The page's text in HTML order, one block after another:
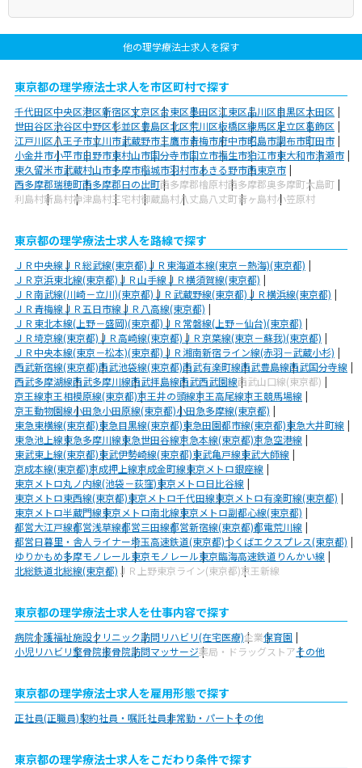
他の理学療法士求人を探す
東京都の理学療法士求人を市区町村で探す
千代田区中央区港区新宿区文京区台東区墨田区江東区品川区目黒区大田区
世田谷区渋谷区中野区杉並区豊島区北区荒川区板橋区練馬区足立区葛飾区
江戸川区八王子市立川市武蔵野市三鷹市青梅市府中市昭島市調布市町田市
小金井市小平市日野市東村山市国分寺市国立市福生市狛江市東大和市清瀬市
東久留米市武蔵村山市多摩市稲城市羽村市あきる野市西東京市
西多摩郡瑞穂町西多摩郡日の出町西多摩郡檜原村西多摩郡奥多摩町大島町
利島村新島村神津島村三宅村御蔵島村八丈島八丈町青ヶ島村小笠原村
東京都の理学療法士求人を路線で探す
ＪＲ中央線ＪＲ総武線(東京都)ＪＲ東海道本線(東京－熱海)(東京都)
ＪＲ京浜東北線(東京都)ＪＲ山手線ＪＲ横須賀線(東京都)
ＪＲ南武線(川崎－立川)(東京都)ＪＲ武蔵野線(東京都)ＪＲ横浜線(東京都)
ＪＲ青梅線ＪＲ五日市線ＪＲ八高線(東京都)
ＪＲ東北本線(上野－盛岡)(東京都)ＪＲ常磐線(上野－仙台)(東京都)
ＪＲ埼京線(東京都)ＪＲ高崎線(東京都)ＪＲ京葉線(東京－蘇我)(東京都)
ＪＲ中央本線(東京－松本)(東京都)ＪＲ湘南新宿ライン線(赤羽－武蔵小杉)
西武新宿線(東京都)西武池袋線(東京都)西武有楽町線西武豊島線西武国分寺線
西武多摩湖線西武多摩川線西武拝島線西武西武園線西武山口線(東京都)
京王線京王相模原線(東京都)京王井の頭線京王高尾線京王競馬場線
京王動物園線小田急小田原線(東京都)小田急多摩線(東京都)
東急東横線(東京都)東急目黒線(東京都)東急田園都市線(東京都)東急大井町線
東急池上線東急多摩川線東急世田谷線京急本線(東京都)京急空港線
東武東上線(東京都)東武伊勢崎線(東京都)東武亀戸線東武大師線
京成本線(東京都)京成押上線京成金町線東京メトロ銀座線
東京メトロ丸ノ内線(池袋－荻窪)東京メトロ日比谷線
東京メトロ東西線(東京都)東京メトロ千代田線東京メトロ有楽町線(東京都)
東京メトロ半蔵門線東京メトロ南北線東京メトロ副都心線(東京都)
都営大江戸線都営浅草線都営三田線都営新宿線(東京都)都電荒川線
都営日暮里・舎人ライナー埼玉高速鉄道(東京都)つくばエクスプレス(東京都)
ゆりかもめ多摩モノレール東京モノレール東京臨海高速鉄道りんかい線
北総鉄道北総線(東京都) ＪＲ上野東京ライン(東京都)京王新線
東京都の理学療法士求人を仕事内容で探す
病院介護福祉施設クリニック訪問リハビリ(在宅医療)企業保育園
小児リハビリ整骨院接骨院訪問マッサージ薬局・ドラッグストアその他
東京都の理学療法士求人を雇用形態で探す
正社員(正職員)契約社員・嘱託社員非常勤・パートその他
東京都の理学療法士求人をこだわり条件で探す